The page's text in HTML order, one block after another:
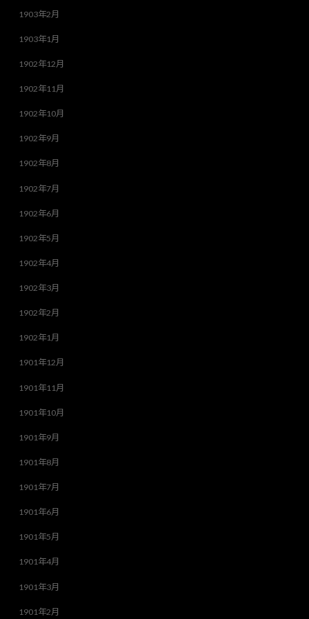
1903年2月
1903年1月
1902年12月
1902年11月
1902年10月
1902年9月
1902年8月
1902年7月
1902年6月
1902年5月
1902年4月
1902年3月
1902年2月
1902年1月
1901年12月
1901年11月
1901年10月
1901年9月
1901年8月
1901年7月
1901年6月
1901年5月
1901年4月
1901年3月
1901年2月